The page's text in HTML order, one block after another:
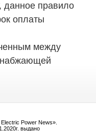
данное правило
оплаты
между
Power News».
выдано